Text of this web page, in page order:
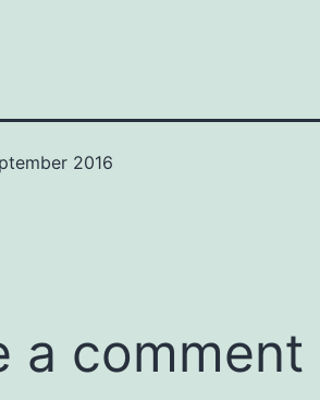
2016
a comment